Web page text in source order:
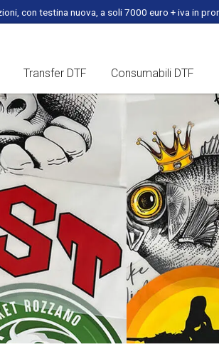
con testina nuova, a soli 7000 euro + iva in
Transfer DTF Consumabili DTF
ROTOLO DTF -
FOGLI DTF A3 per
HEADS DTF
PEZZI DI
INCHIOSTRI DTF
COLLA DTF